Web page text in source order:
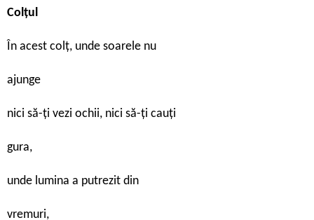
Colţul
În acest colţ, unde soarele nu
ajunge
nici să-ţi vezi ochii, nici să-ţi cauţi
gura,
unde lumina a putrezit din
vremuri,